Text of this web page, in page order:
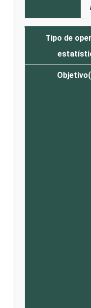
Tipo de